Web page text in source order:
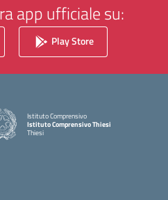
app ufficiale su:
Play Store
Istituto Comprensivo
Istituto Comprensivo Thiesi
Thiesi